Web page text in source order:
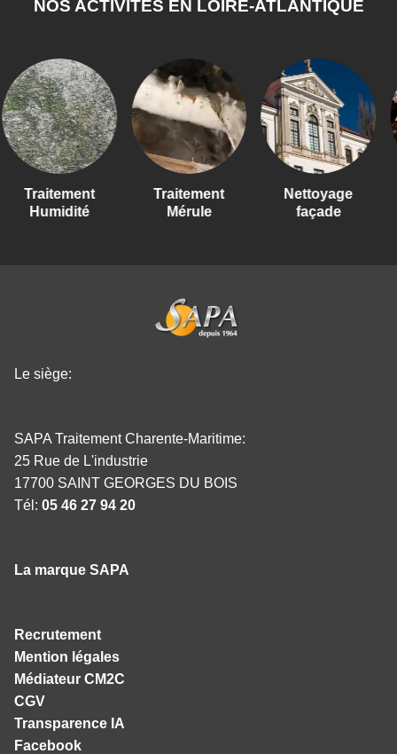
NOS ACTIVITÉS EN LOIRE-ATLANTIQUE
Traitement
Mérule
Nettoyage
façade
Le siège:
SAPA Traitement Charente-Maritime:
25 Rue de L'industrie
17700 SAINT GEORGES DU BOIS
Tél: 05 46 27 94 20
La marque SAPA
Recrutement
Mention légales
Médiateur CM2C
CGV
Transparence IA
Facebook